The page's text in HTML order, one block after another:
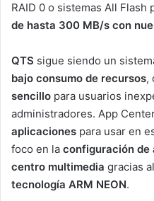
RAID 0 o sistemas All Flash
de hasta 300 MB/s con
QTS sigue siendo un
bajo consumo de recursos,
sencillo para usuarios
administradores. App
aplicaciones para usar en
foco en la configuración de
centro multimedia gracias al
tecnología ARM NEON.